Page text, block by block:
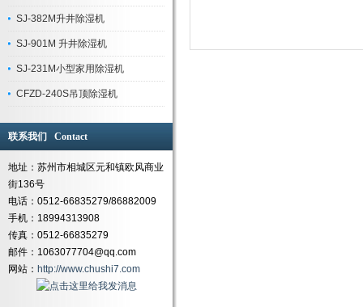
SJ-382M升井除湿机
SJ-901M 升井除湿机
SJ-231M小型家用除湿机
CFZD-240S吊顶除湿机
联系我们 Contact
地址：苏州市相城区元和镇欧风商业
街136号
电话：0512-66835279/86882009
手机：18994313908
传真：0512-66835279
邮件：1063077704@qq.com
网站： http://www.chushi7.com